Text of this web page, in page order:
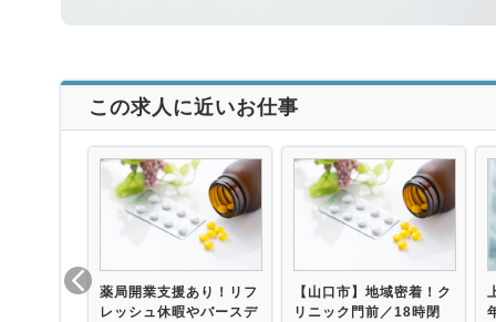
この求人に近いお仕事
薬局開業支援あり！リフ
レッシュ休暇やバースデ
【山口市】地域密着！ク
リニック門前／18時閉